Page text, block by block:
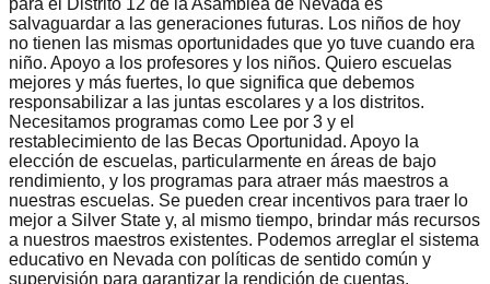
para el Distrito 12 de la Asamblea de Nevada es
salvaguardar a las generaciones futuras. Los niños de hoy
no tienen las mismas oportunidades que yo tuve cuando era
niño. Apoyo a los profesores y los niños. Quiero escuelas
mejores y más fuertes, lo que significa que debemos
responsabilizar a las juntas escolares y a los distritos.
Necesitamos programas como Lee por 3 y el
restablecimiento de las Becas Oportunidad. Apoyo la
elección de escuelas, particularmente en áreas de bajo
rendimiento, y los programas para atraer más maestros a
nuestras escuelas. Se pueden crear incentivos para traer lo
mejor a Silver State y, al mismo tiempo, brindar más recursos
a nuestros maestros existentes. Podemos arreglar el sistema
educativo en Nevada con políticas de sentido común y
supervisión para garantizar la rendición de cuentas.